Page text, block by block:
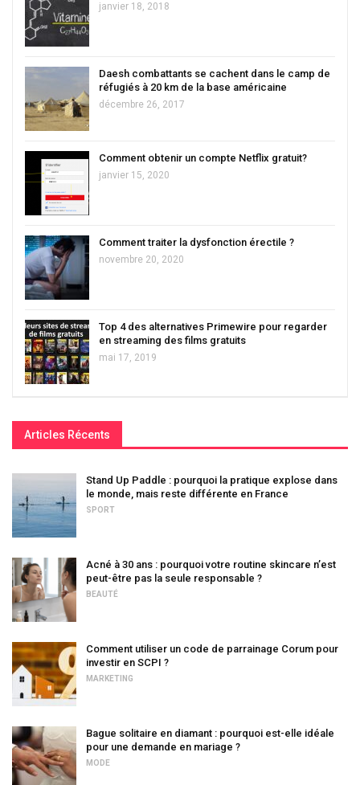
janvier 18, 2018
Daesh combattants se cachent dans le camp de
réfugiés à 20 km de la base américaine
décembre 26, 2017
Comment obtenir un compte Netflix gratuit?
janvier 15, 2020
Comment traiter la dysfonction érectile ?
novembre 20, 2020
Top 4 des alternatives Primewire pour regarder
en streaming des films gratuits
mai 17, 2019
Articles Récents
Stand Up Paddle : pourquoi la pratique explose dans
le monde, mais reste différente en France
SPORT
Acné à 30 ans : pourquoi votre routine skincare n’est
peut-être pas la seule responsable ?
BEAUTÉ
Comment utiliser un code de parrainage Corum pour
investir en SCPI ?
MARKETING
Bague solitaire en diamant : pourquoi est-elle idéale
pour une demande en mariage ?
MODE